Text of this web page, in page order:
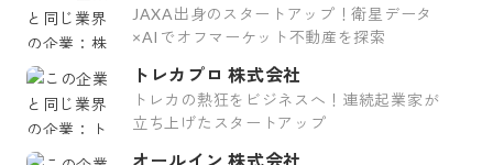
JAXA出身のスタートアップ！衛星データ
×AIでオフマーケット不動産を探索
トレカプロ 株式会社
トレカの熱狂をビジネスへ！連続起業家が
立ち上げたスタートアップ
オールイン 株式会社